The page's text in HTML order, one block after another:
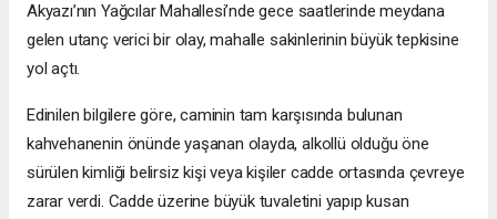
Akyazı’nın Yağcılar Mahallesi’nde gece saatlerinde meydana
gelen utanç verici bir olay, mahalle sakinlerinin büyük tepkisine
yol açtı.
Edinilen bilgilere göre, caminin tam karşısında bulunan
kahvehanenin önünde yaşanan olayda, alkollü olduğu öne
sürülen kimliği belirsiz kişi veya kişiler cadde ortasında çevreye
zarar verdi. Cadde üzerine büyük tuvaletini yapıp kusan